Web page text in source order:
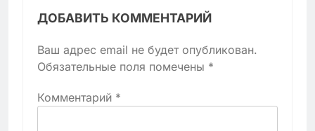
ДОБАВИТЬ КОММЕНТАРИЙ
Ваш адрес email не будет опубликован.
Обязательные поля помечены *
Комментарий *